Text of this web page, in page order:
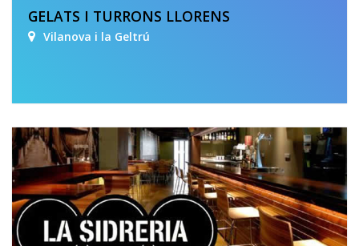
GELATS I TURRONS LLORENS
Vilanova i la Geltrú